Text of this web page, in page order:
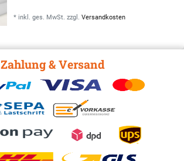
* inkl. ges. MwSt. zzgl.Versandkosten
Zahlung & Versand